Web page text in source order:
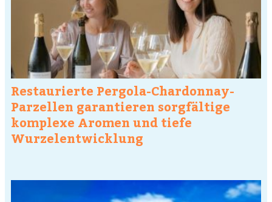
Restaurierte Pergola-Chardonnay-
Parzellen garantieren sorgfältige
komplexe Aromen und tiefe
Wurzelentwicklung